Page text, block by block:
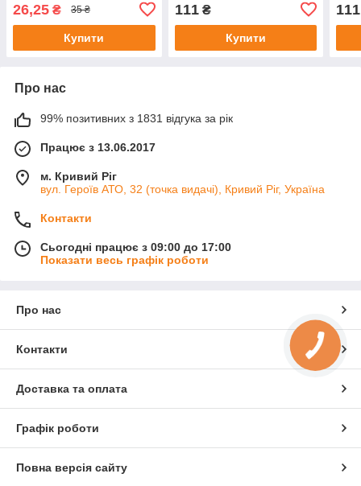
26,25 ₴ 35 ₴
Купити
111₴
Купити
111
Про нас
99% позитивних з 1831 відгука за рік
Працює з 13.06.2017
м. Кривий Ріг
вул. Героїв АТО, 32 (точка видачі), Кривий Ріг, Україна
Контакти
Сьогодні працює з 09:00 до 17:00
Показати весь графік роботи
Про нас
Контакти
Доставка та оплата
Графік роботи
Повна версія сайту